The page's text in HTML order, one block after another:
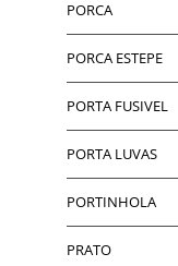
PORCA
PORCA ESTEPE
PORTA FUSIVEL
PORTA LUVAS
PORTINHOLA
PRATO